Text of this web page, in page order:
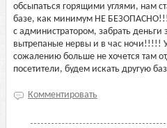
обсыпаться горящими углями, нам
базе, как минимум НЕ
с администратором, забрать деньги
вытрепаные нервы и в час ночи!!!!!
сожалению больше не хочется там
посетители, будем искать другую
Комментировать